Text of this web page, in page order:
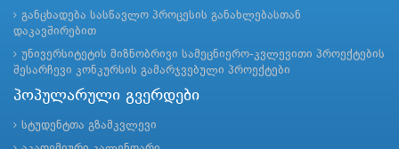
განცხადება სასწავლო პროცესის განახლებასთან
დაკავშირებით
უნივერსიტეტის მიზნობრივი სამეცნიერო-კვლევითი პროექტების
შესარჩევი კონკურსის გამარჯვებული პროექტები
პოპულარული გვერდები
სტუდენტთა გზამკვლევი